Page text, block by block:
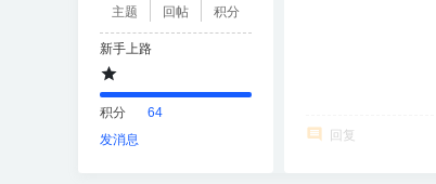
主题 回帖 积分
新手上路
积分
64
发消息
回复